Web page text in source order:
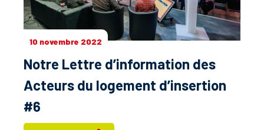
10 novembre 2022
Notre Lettre d’information des
Acteurs du logement d’insertion
#6